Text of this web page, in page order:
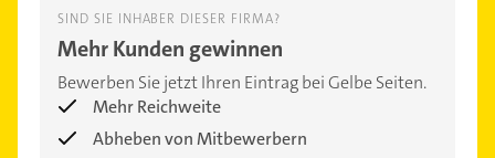
SIND SIE INHABER DIESER FIRMA?
Mehr Kunden gewinnen
Bewerben Sie jetzt Ihren Eintrag bei Gelbe Seiten.
Mehr Reichweite
Abheben von Mitbewerbern